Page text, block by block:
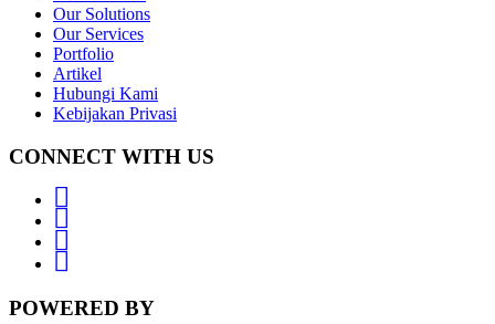
Our Solutions
Our Services
Portfolio
Artikel
Hubungi Kami
Kebijakan Privasi
CONNECT WITH US
POWERED BY